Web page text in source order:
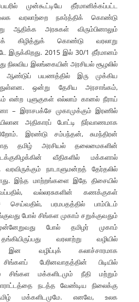
முன்கூட்டியே தீர்மானிக்கப்பட்ட
வரலாற்றை நகர்த்திக் கொண்டு
ஆதிக்க அரசுகள் விரும்பினாலும்
கிழித்துக் கொண்டு வரலாறு
2015 இல் 30/1 தீர்மானம்
நிலவிய இலங்கையின் அரசியல் சூழலில்
ஆண்டுப் பயணத்தில் இரு முக்கிய
ஒன்று தேசிய அரசாங்கம்,
என்ற புளுகுகள் எல்லாம் கானல் நீராய்
– இராசபக்சே முகாமுக்கும் இரணில்
அதிகாரப் போட்டி நிர்வாணமாக
இரண்டு சம்பந்தன், சுமந்திரன்
தமிழ் அரசியல் தலைமைகளின்
வீதிகளில் மக்களால்
வரவிருக்கும் நாடாளுமன்றத் தேர்தலில்
இந்த மாற்றங்களை இதே திசையில்
வல்லரசுகளின் கணக்குகள்
பரமபதத்தில் பாம்பிடம்
போல் சிங்கள முகாம் சறுக்குவதும்
போல் தமிழர் முகாம்
வரலாற்று வழியில்
இன வழிப்புக் கலாச்சாரமாக
பேரினவாதத்தின் பிடியில்
சிங்கள மக்களிடமும் நீதி மற்றும்
நடத்த வேண்டிய நிலைக்கு
மக்களிடமுமே. எனவே, உலக